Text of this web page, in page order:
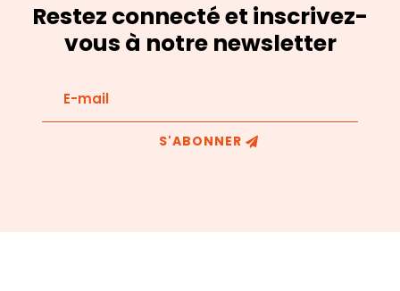
Restez connecté et inscrivez-
vous à notre newsletter
S'ABONNER